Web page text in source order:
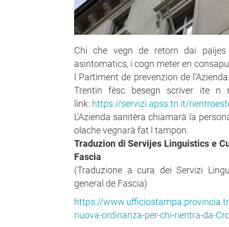
Chi che vegn de retorn dai
asintomatics, i cogn meter en
l Partiment de prevenzion de
Trentin fèsc besegn scriver ite
link: https://servizi.apss.tn.it/
L’Azienda sanitèra chiamarà la
olache vegnarà fat l tampon.
Traduzion di Servijes Linguistics e
Fascia
(Traduzione a cura dei Servizi
general de Fascia)
https://
nuova-ordinanza-per-chi-rientra-da-